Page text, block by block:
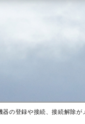
器の登録や接続、接続解除